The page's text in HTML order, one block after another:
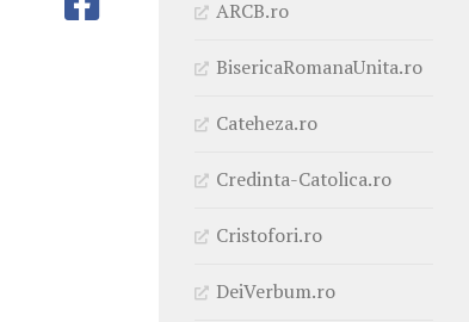
ARCB.ro
BisericaRomanaUnita.ro
Cateheza.ro
Credinta-Catolica.ro
Cristofori.ro
DeiVerbum.ro